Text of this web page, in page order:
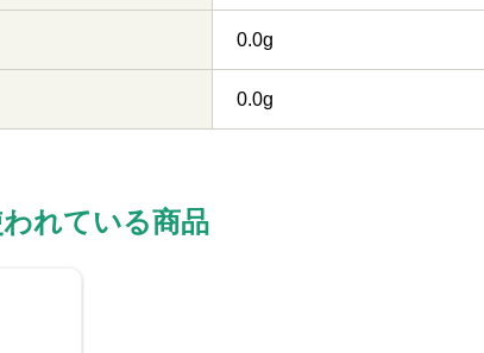
0.0g
0.0g
れている商品